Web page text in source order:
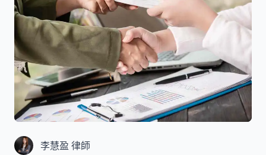
李慧盈 律師